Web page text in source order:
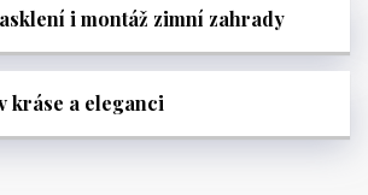
i montáž zimní zahrady
kráse a eleganci